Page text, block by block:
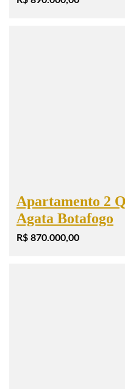
Apartamento 2
Agata Botafogo
R$ 870.000,00